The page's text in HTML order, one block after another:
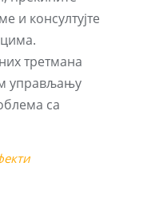
и консултујте
третмана
управљању
са